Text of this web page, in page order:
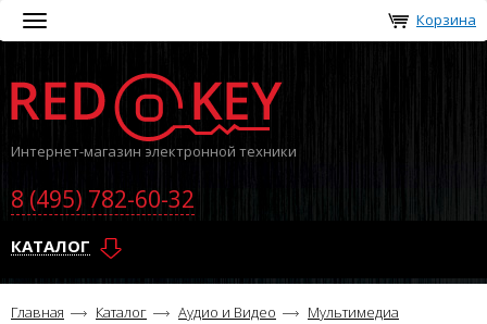
Toggle
navigation
Корзина
Интернет-магазин электронной техники
8 (495) 782-60-32
КАТАЛОГ
Главная Каталог Аудио и Видео
Мультимедиа